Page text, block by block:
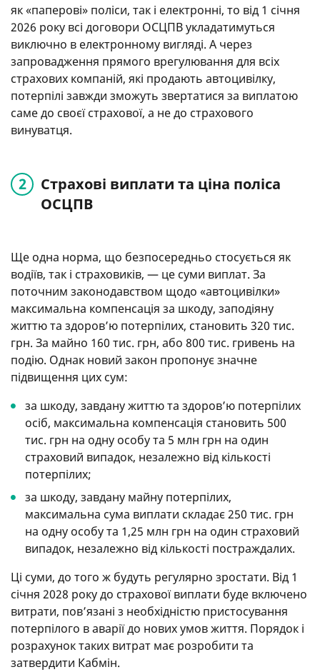
як «паперові» поліси, так і електронні, то від 1 січня
2026 року всі договори ОСЦПВ укладатимуться
виключно в електронному вигляді. А через
запровадження прямого врегулювання для всіх
страхових компаній, які продають автоцивілку,
потерпілі завжди зможуть звертатися за виплатою
саме до своєї страхової, а не до страхового
винуватця.
Страхові виплати та ціна поліса
ОСЦПВ
Ще одна норма, що безпосередньо стосується як
водіїв, так і страховиків, — це суми виплат. За
поточним законодавством щодо «автоцивілки»
максимальна компенсація за шкоду, заподіяну
життю та здоров’ю потерпілих, становить 320 тис.
грн. За майно 160 тис. грн, або 800 тис. гривень на
подію. Однак новий закон пропонує значне
підвищення цих сум:
за шкоду, завдану життю та здоров’ю потерпілих
осіб, максимальна компенсація становить 500
тис. грн на одну особу та 5 млн грн на один
страховий випадок, незалежно від кількості
потерпілих;
за шкоду, завдану майну потерпілих,
максимальна сума виплати складає 250 тис. грн
на одну особу та 1,25 млн грн на один страховий
випадок, незалежно від кількості постраждалих.
Ці суми, до того ж будуть регулярно зростати. Від 1
січня 2028 року до страхової виплати буде включено
витрати, пов’язані з необхідністю пристосування
потерпілого в аварії до нових умов життя. Порядок і
розрахунок таких витрат має розробити та
затвердити Кабмін.